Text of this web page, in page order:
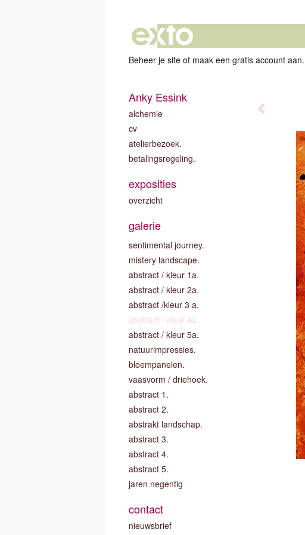
Beheer je site of maak een gratis account aan.
Anky Essink
alchemie
cv
atelierbezoek.
betalingsregeling.
exposities
overzicht
galerie
sentimental journey.
mistery landscape.
abstract / kleur 1a.
abstract / kleur 2a.
abstract /kleur 3 a.
abstract / kleur 4a.
abstract / kleur 5a.
natuurimpressies.
bloempanelen.
vaasvorm / driehoek.
abstract 1.
abstract 2.
abstrakt landschap.
abstract 3.
abstract 4.
abstract 5.
jaren negentig
contact
nieuwsbrief